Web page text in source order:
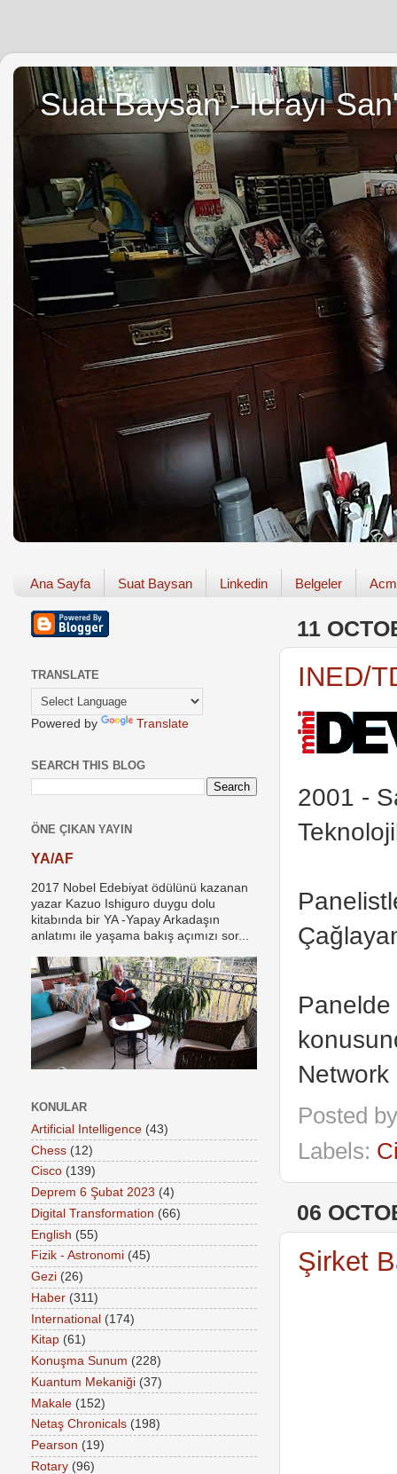
Suat Baysan - İcrayı
Ana Sayfa Suat Baysan Linkedin Belgeler
11
INED/
2001 -
Network
Posted
Labels:
06
Şirket
TRANSLATE
Powered by Translate
SEARCH THIS BLOG
ÖNE ÇIKAN YAYIN
YA/AF
2017 Nobel Edebiyat ödülünü kazanan
yazar Kazuo Ishiguro duygu dolu
kitabında bir YA -Yapay Arkadaşın
anlatımı ile yaşama bakış açımızı sor...
KONULAR
Artificial Intelligence (43)
Chess (12)
Cisco (139)
Deprem 6 Şubat 2023 (4)
Digital Transformation (66)
English (55)
Fizik - Astronomi (45)
Gezi (26)
Haber (311)
International (174)
Kitap (61)
Konuşma Sunum (228)
Kuantum Mekaniği (37)
Makale (152)
Netaş Chronicals (198)
Pearson (19)
Rotary (96)